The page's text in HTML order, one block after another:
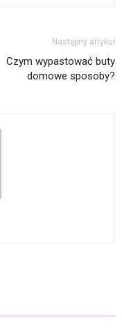
Następny artykuł
Czym wypastować buty
domowe sposoby?